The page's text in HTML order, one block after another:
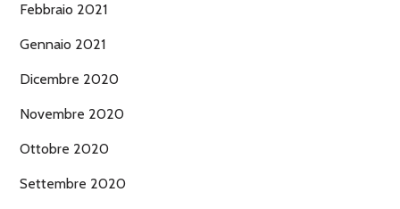
Febbraio 2021
Gennaio 2021
Dicembre 2020
Novembre 2020
Ottobre 2020
Settembre 2020